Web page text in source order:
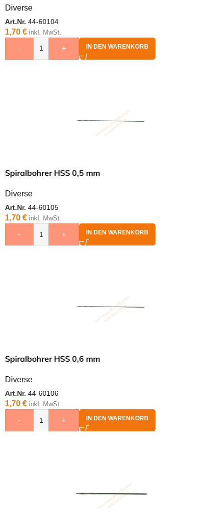
Diverse
Art.Nr. 44-60104
1,70 € inkl. MwSt.
- + IN DEN WARENKORB
Spiralbohrer HSS 0,5 mm
Diverse
Art.Nr. 44-60105
1,70 € inkl. MwSt.
- + IN DEN WARENKORB
Spiralbohrer HSS 0,6 mm
Diverse
Art.Nr. 44-60106
1,70 € inkl. MwSt.
- + IN DEN WARENKORB